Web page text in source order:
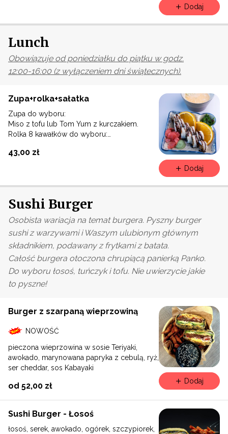
Dodaj
Lunch
Obowiązuje od poniedziałku do piątku w godz.
12:00-16:00 (z wyłączeniem dni świątecznych).
Zupa+rolka+sałatka
Zupa do wyboru:
Miso z tofu lub Tom Yum z kurczakiem.
Rolka 8 kawałków do wyboru:
surimi lub Hosomaki awokado lub California
sezamem
43,00 zł
Dodaj
Sushi Burger
Osobista wariacja na temat burgera. Pyszny burger
sushi z warzywami i Waszym ulubionym głównym
składnikiem, podawany z frytkami z batata.
Całość burgera otoczona chrupiącą panierką Panko.
Do wyboru łosoś, tuńczyk i tofu. Nie uwierzycie jakie
to pyszne!
Burger z szarpaną wieprzowiną
NOWOŚĆ
pieczona wieprzowina w sosie Teriyaki,
awokado, marynowana papryka z cebulą, ryż,
ser cheddar, sos Kabayaki
od 52,00 zł
Dodaj
Sushi Burger - Łosoś
łosoś, serek, awokado, ogórek, szczypiorek,